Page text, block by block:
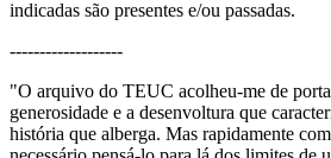
indicadas são presentes e/ou passadas.
-------------------
"O arquivo do TEUC acolheu-me de porta
generosidade e a desenvoltura que
história que alberga. Mas rapidamente